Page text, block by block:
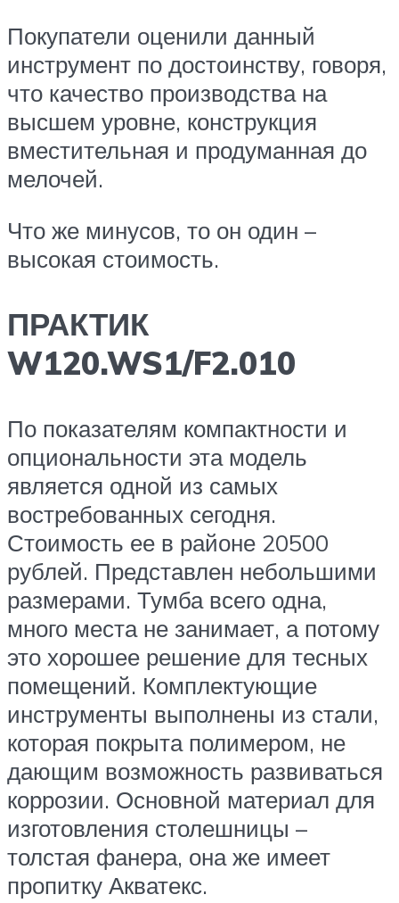
Покупатели оценили данный
инструмент по достоинству, говоря,
что качество производства на
высшем уровне, конструкция
вместительная и продуманная до
мелочей.
Что же минусов, то он один –
высокая стоимость.
ПРАКТИК
W120.WS1/F2.010
По показателям компактности и
опциональности эта модель
является одной из самых
востребованных сегодня.
Стоимость ее в районе 20500
рублей. Представлен небольшими
размерами. Тумба всего одна,
много места не занимает, а потому
это хорошее решение для тесных
помещений. Комплектующие
инструменты выполнены из стали,
которая покрыта полимером, не
дающим возможность развиваться
коррозии. Основной материал для
изготовления столешницы –
толстая фанера, она же имеет
пропитку Акватекс.